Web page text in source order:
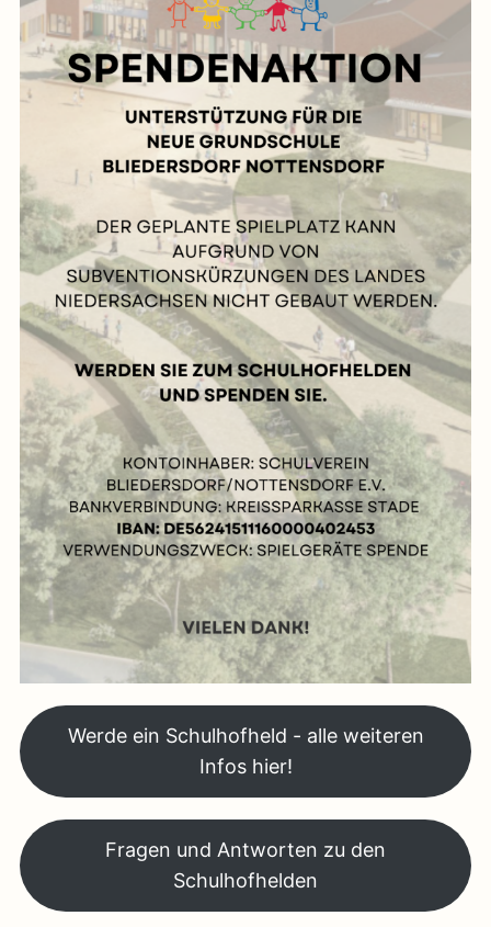
Werde ein Schulhofheld - alle weiteren
Infos hier!
Fragen und Antworten zu den
Schulhofhelden